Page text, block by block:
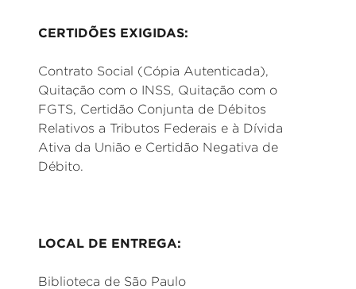
CERTIDÕES EXIGIDAS:
Contrato Social (Cópia Autenticada),
Quitação com o INSS, Quitação com o
FGTS, Certidão Conjunta de Débitos
Relativos a Tributos Federais e à Dívida
Ativa da União e Certidão Negativa de
Débito.
LOCAL DE ENTREGA:
Biblioteca de São Paulo